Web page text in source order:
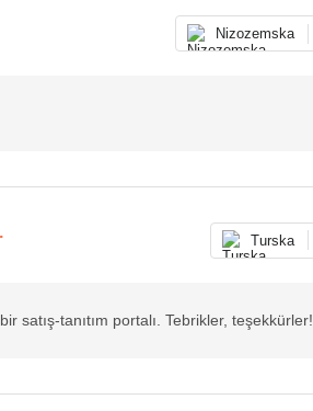
Nizozemska
Turska
satış-tanıtım portalı. Tebrikler, teşekkürler!